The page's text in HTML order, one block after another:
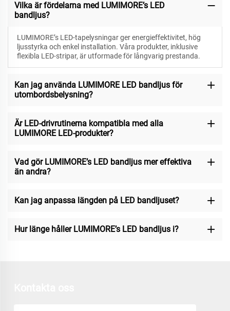
Vilka är fördelarna med LUMIMORE’s LED
bandljus?
LUMIMORE’s LED-tapelysningar ger energieffektivitet, hög
ljusstyrka och enkel installation. Våra produkter, inklusive
flexibla LED-stripar, är utformade för långvarig prestanda.
Kan jag använda LUMIMORE LED bandljus för
utombordsbelysning?
Är LED-drivrutinerna kompatibla med alla
LUMIMORE LED-produkter?
Vad gör LUMIMORE’s LED bandljus mer effektiva
än andra?
Kan jag anpassa längden på LED bandljuset?
Hur länge håller LUMIMORE’s LED bandljus i?